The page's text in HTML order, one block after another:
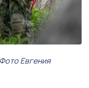
Евгения